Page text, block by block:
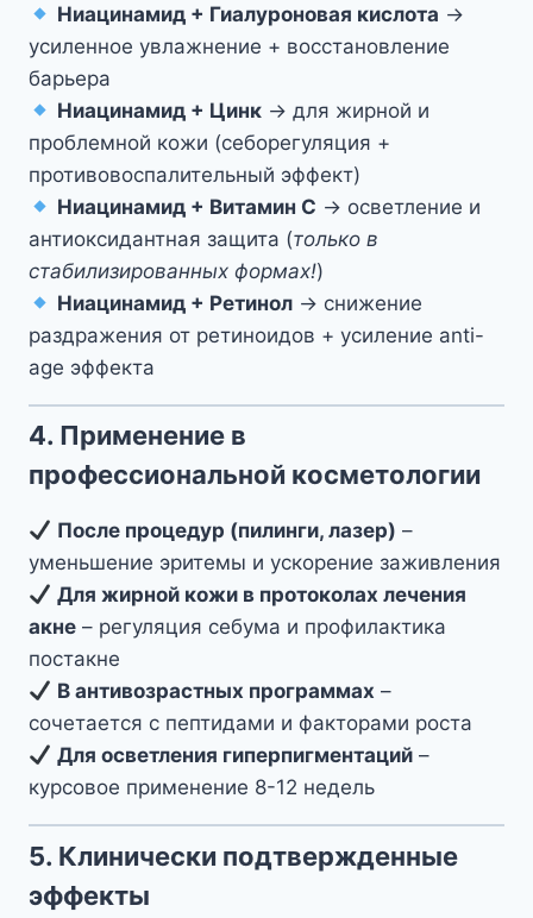
Ниацинамид + Гиалуроновая кислота →
усиленное увлажнение + восстановление
барьера
Ниацинамид + Цинк → для жирной и
проблемной кожи (себорегуляция +
противовоспалительный эффект)
Ниацинамид + Витамин С → осветление и
антиоксидантная защита (только в
стабилизированных формах!)
Ниацинамид + Ретинол → снижение
раздражения от ретиноидов + усиление anti-
age эффекта
4. Применение в
профессиональной косметологии
После процедур (пилинги, лазер) –
уменьшение эритемы и ускорение заживления
Для жирной кожи в протоколах лечения
акне – регуляция себума и профилактика
постакне
В антивозрастных программах –
сочетается с пептидами и факторами роста
Для осветления гиперпигментаций –
курсовое применение 8-12 недель
5. Клинически подтвержденные
эффекты